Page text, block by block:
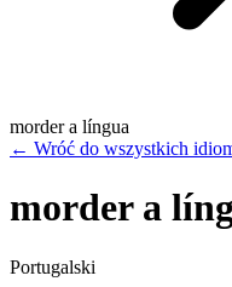
morder a língua
← Wróć do wszystkich
morder a
Portugalski